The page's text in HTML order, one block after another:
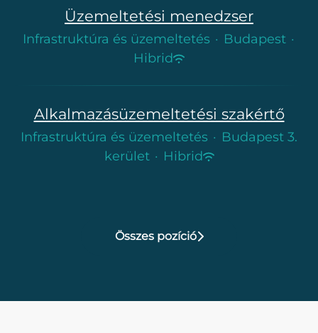
Üzemeltetési menedzser
Infrastruktúra és üzemeltetés · Budapest ·
Hibrid
Alkalmazásüzemeltetési szakértő
Infrastruktúra és üzemeltetés · Budapest 3.
kerület · Hibrid
Összes pozíció